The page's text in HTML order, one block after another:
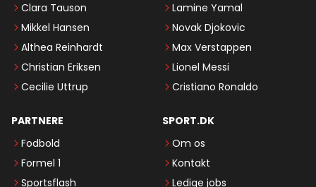
Clara Tauson
Mikkel Hansen
Althea Reinhardt
Christian Eriksen
Cecilie Uttrup
Lamine Yamal
Novak Djokovic
Max Verstappen
Lionel Messi
Cristiano Ronaldo
PARTNERE
Fodbold
Formel 1
Sportsflash
SPORT.DK
Om os
Kontakt
Ledige jobs